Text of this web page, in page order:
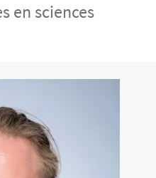
en sciences